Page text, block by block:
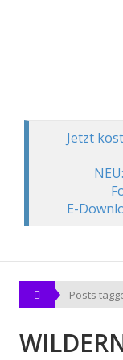
Jetzt
E-
Posts